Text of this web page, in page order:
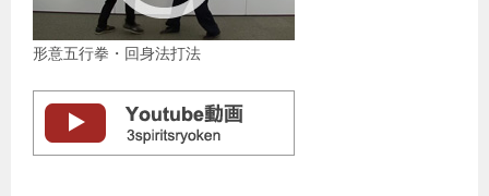
形意五行拳・回身法打法